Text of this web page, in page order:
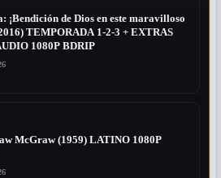
¡Bendición de Dios en este maravilloso
TEMPORADA 1-2-3 + EXTRAS
1080P BDRIP
McGraw (1959) LATINO 1080P